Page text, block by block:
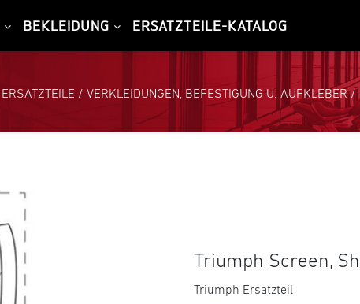
BEKLEIDUNG ERSATZTEILE-KATALOG
ERSATZTEILE / VERKLEIDUNGEN, BEFESTIGUNG U. AUFKLEBER /
Triumph Screen,
Triumph Ersatzteil